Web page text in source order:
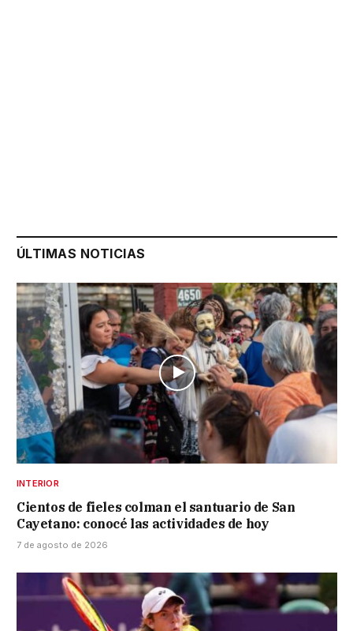
ÚLTIMAS NOTICIAS
INTERIOR
Cientos de fieles colman el santuario de San
Cayetano: conocé las actividades de hoy
7 de agosto de 2026